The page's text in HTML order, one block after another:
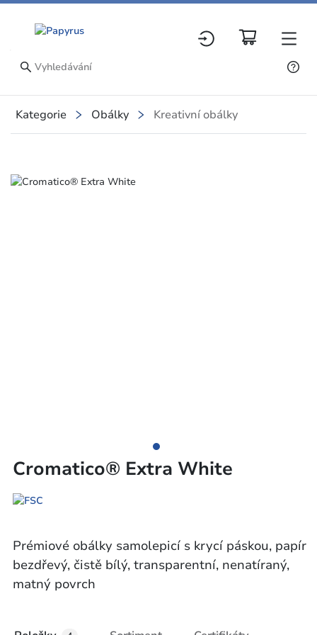
Kategorie Obálky Kreativní obálky
Slide 1 of 1
Cromatico® Extra White
Prémiové obálky samolepicí s krycí páskou, papír
bezdřevý, čistě bílý, transparentní, nenatíraný,
matný povrch